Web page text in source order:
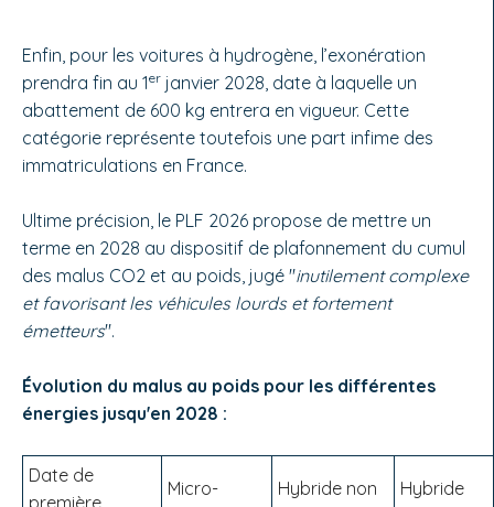
Enfin, pour les voitures à hydrogène, l’exonération
prendra fin au 1er janvier 2028, date à laquelle un
abattement de 600 kg entrera en vigueur. Cette
catégorie représente toutefois une part infime des
immatriculations en France.
Ultime précision, le PLF 2026 propose de mettre un
terme en 2028 au dispositif de plafonnement du cumul
des malus CO2 et au poids, jugé "inutilement complexe
et favorisant les véhicules lourds et fortement
émetteurs".
Évolution du malus au poids pour les différentes
énergies jusqu'en 2028 :
Date de
première
Micro-
Hybride non
Hybride